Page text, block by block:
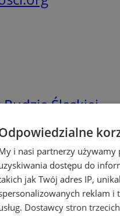
Śląskiej
i nasi partnerzy
dostępu do
jak Twój adres IP,
reklam i
Dostawcy stron